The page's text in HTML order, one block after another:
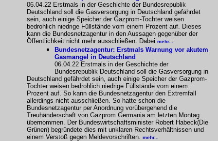
06.04.22 Erstmals in der Geschichte der Bundesrepublik
Deutschland soll die Gasversorgung in Deutschland gefährdet
sein, auch einige Speicher der Gazprom-Tochter weisen
bedrohlich niedrige Füllstände vom einem Prozent auf. Dieses
kann die Bundesnetzagentur in den Aussagen gegenüber der
Öffentlichkeit nicht mehr ausschließen. Dabei mehr...
Bundesnetzagentur: Erstmals Warnung vor akutem
Gasmangel in Deutschland
06.04.22 Erstmals in der Geschichte der
Bundesrepublik Deutschland soll die Gasversorgung in
Deutschland gefährdet sein, auch einige Speicher der Gazprom-
Tochter weisen bedrohlich niedrige Füllstände vom einem
Prozent auf. So kann die Bundesnetzagentur den Extremfall
allerdings nicht ausschließen. So hatte schon die
Bundesnetzagentur per Anordnung vorübergehend die
Treuhänderschaft von Gazprom Germania am letzten Montag
übernommen. Der Bundeswirtschaftsminister Robert Habeck(Die
Grünen) begründete dies mit unklaren Rechtsverhältnissen und
einem Verstoß gegen Meldevorschriften.
mehr...